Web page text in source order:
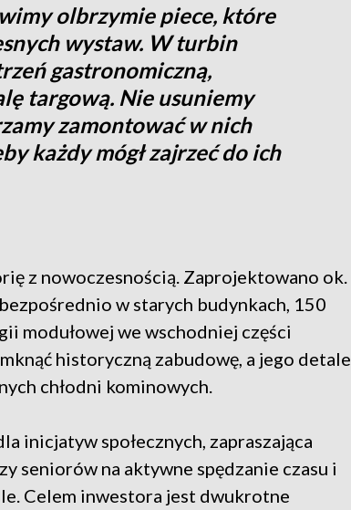
olbrzymie piece, które
wystaw. W turbin
gastronomiczną,
targową. Nie usuniemy
zamontować w nich
każdy mógł zajrzeć do ich
z nowoczesnością. Zaprojektowano ok.
w starych budynkach, 150
modułowej we wschodniej części
historyczną zabudowę, a jego detale
chłodni kominowych.
inicjatyw społecznych, zapraszająca
seniorów na aktywne spędzanie czasu i
Celem inwestora jest dwukrotne